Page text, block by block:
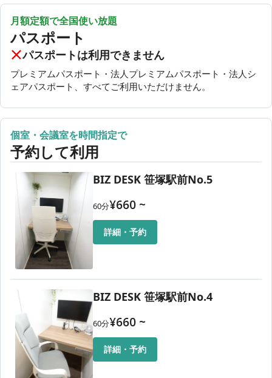
月額定額で全国使い放題
パスポート
パスポートは利用できません
プレミアムパスポート・法人プレミアムパスポート・法人シ
ェアパスポート、すべてご利用いただけません。
個室・会議室を時間指定で
予約して利用
BIZ DESK 笹塚駅前No.5
60分¥660 ~
詳細・予約
BIZ DESK 笹塚駅前No.4
60分¥660 ~
詳細・予約